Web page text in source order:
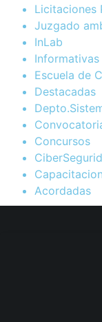
Licitaciones
Juzgado
InLab
Informativas
Escuela de
Destacadas
Concursos
Acordadas